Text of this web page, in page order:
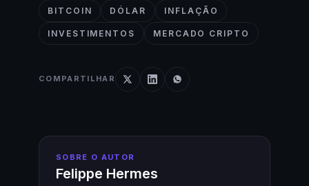
BITCOIN DÓLAR INFLAÇÃO
INVESTIMENTOS MERCADO CRIPTO
COMPARTILHAR
SOBRE O AUTOR
Felippe Hermes